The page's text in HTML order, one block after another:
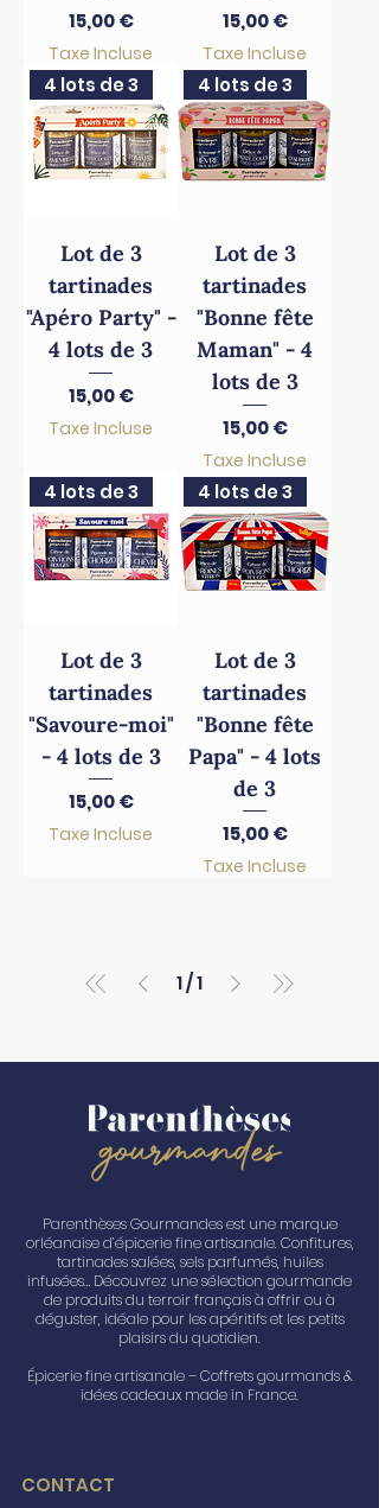
Prix
15,00 €
Taxe Incluse
Prix
15,00 €
Taxe Incluse
4 lots de 3
Lot de 3
tartinades
"Apéro Party" -
4 lots de 3
Prix
15,00 €
Taxe Incluse
4 lots de 3
Lot de 3
tartinades
"Bonne fête
Maman" - 4
lots de 3
Prix
15,00 €
Taxe Incluse
4 lots de 3
Lot de 3
tartinades
"Savoure-moi"
- 4 lots de 3
Prix
15,00 €
Taxe Incluse
4 lots de 3
Lot de 3
tartinades
"Bonne fête
Papa" - 4 lots
de 3
Prix
15,00 €
Taxe Incluse
1/1
Parenthèses Gourmandes est une marque
orléanaise d’épicerie fine artisanale. Confitures,
tartinades salées, sels parfumés, huiles
infusées… Découvrez une sélection gourmande
de produits du terroir français à offrir ou à
déguster, idéale pour les apéritifs et les petits
plaisirs du quotidien.
Épicerie fine artisanale – Coffrets gourmands &
idées cadeaux made in France.
CONTACT